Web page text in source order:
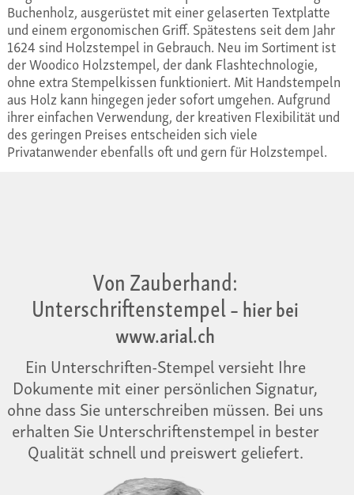
Buchenholz, ausgerüstet mit einer gelaserten Textplatte
und einem ergonomischen Griff. Spätestens seit dem Jahr
1624 sind Holzstempel in Gebrauch. Neu im Sortiment ist
der Woodico Holzstempel, der dank Flashtechnologie,
ohne extra Stempelkissen funktioniert. Mit Handstempeln
aus Holz kann hingegen jeder sofort umgehen. Aufgrund
ihrer einfachen Verwendung, der kreativen Flexibilität und
des geringen Preises entscheiden sich viele
Privatanwender ebenfalls oft und gern für Holzstempel.
Von Zauberhand:
Unterschriftenstempel– hier bei
www.arial.ch
Ein Unterschriften-Stempel versieht Ihre
Dokumente mit einer persönlichen Signatur,
ohne dass Sie unterschreiben müssen. Bei uns
erhalten Sie Unterschriftenstempel in bester
Qualität schnell und preiswert geliefert.